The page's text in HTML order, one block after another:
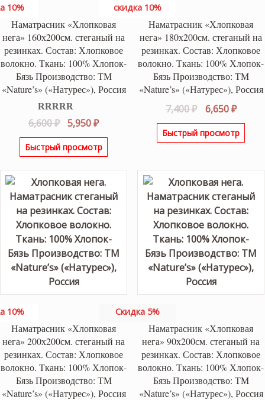
10%
Наматрасник «Хлопковая
нега» 160х200см. стеганый на
резинках. Состав: Хлопковое
волокно. Ткань: 100% Хлопок-
Бязь Производство: ТМ
«Nature’s» («Натурес»), Россия
Оценка 5.00
из 5
6,600₽
Первоначальная
цена
составляла
5,950₽Текущая
цена:
5,950 ₽.
Быстрый просмотр
скидка 10%
Наматрасник «Хлопковая
нега» 180х200см. стеганый на
резинках. Состав: Хлопковое
волокно. Ткань: 100% Хлопок-
Бязь Производство: ТМ
«Nature’s» («Натурес»), Россия
7,400₽
цена
составляла
6,650₽
цена:
6,650
Быстрый просмотр
10%
Наматрасник «Хлопковая
нега» 200х200см. стеганый на
резинках. Состав: Хлопковое
волокно. Ткань: 100% Хлопок-
Бязь Производство: ТМ
«Nature’s» («Натурес»), Россия
Скидка 5%
Наматрасник «Хлопковая
нега» 90х200см. стеганый на
резинках. Состав: Хлопковое
волокно. Ткань: 100% Хлопок-
Бязь Производство: ТМ
«Nature’s» («Натурес»), Россия